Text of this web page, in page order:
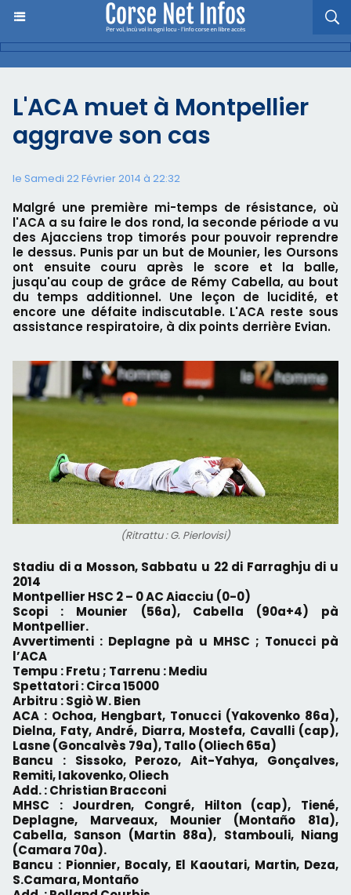
L'ACA muet à Montpellier
aggrave son cas
le Samedi 22 Février 2014 à 22:32
Malgré une première mi-temps de résistance, où
l'ACA a su faire le dos rond, la seconde période a vu
des Ajacciens trop timorés pour pouvoir reprendre
le dessus. Punis par un but de Mounier, les Oursons
ont ensuite couru après le score et la balle,
jusqu'au coup de grâce de Rémy Cabella, au bout
du temps additionnel. Une leçon de lucidité, et
encore une défaite indiscutable. L'ACA reste sous
assistance respiratoire, à dix points derrière Evian.
(Ritrattu : G. Pierlovisi)
Stadiu di a Mosson, Sabbatu u 22 di Farraghju di u
2014
Montpellier HSC 2 – 0 AC Aiacciu (0-0)
Scopi : Mounier (56a), Cabella (90a+4) pà
Montpellier.
Avvertimenti : Deplagne pà u MHSC ; Tonucci pà
l’ACA
Tempu : Fretu ; Tarrenu : Mediu
Spettatori : Circa 15000
Arbitru : Sgiò W. Bien
ACA : Ochoa, Hengbart, Tonucci (Yakovenko 86a),
Dielna, Faty, André, Diarra, Mostefa, Cavalli (cap),
Lasne (Goncalvès 79a), Tallo (Oliech 65a)
Bancu : Sissoko, Perozo, Ait-Yahya, Gonçalves,
Remiti, Iakovenko, Oliech
Add. : Christian Bracconi
MHSC : Jourdren, Congré, Hilton (cap), Tiené,
Deplagne, Marveaux, Mounier (Montaño 81a),
Cabella, Sanson (Martin 88a), Stambouli, Niang
(Camara 70a).
Bancu : Pionnier, Bocaly, El Kaoutari, Martin, Deza,
S.Camara, Montaño